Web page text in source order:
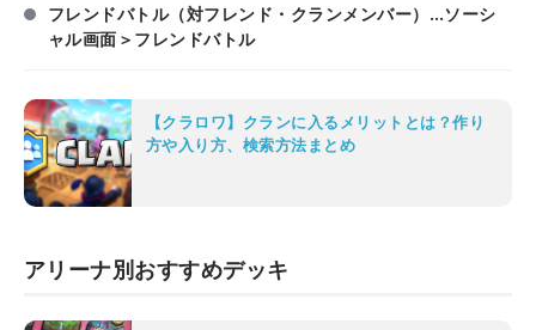
フレンドバトル（対フレンド・クランメンバー）…ソーシ
ャル画面＞フレンドバトル
【クラロワ】クランに入るメリットとは？作り
方や入り方、検索方法まとめ
アリーナ別おすすめデッキ